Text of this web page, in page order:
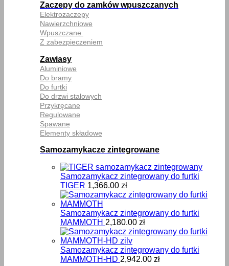
Zaczepy do zamków wpuszczanych
Elektrozaczepy
Nawierzchniowe
Wpuszczane
Z zabezpieczeniem
Zawiasy
Aluminiowe
Do bramy
Do furtki
Do drzwi stalowych
Przykręcane
Regulowane
Spawane
Elementy składowe
Samozamykacze zintegrowane
Samozamykacz zintegrowany do furtki
TIGER 1,366.00 zł
Samozamykacz zintegrowany do furtki
MAMMOTH 2,180.00 zł
Samozamykacz zintegrowany do furtki
MAMMOTH-HD 2,942.00 zł